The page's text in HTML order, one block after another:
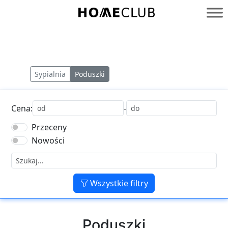
Homeclub
Sypialnia Poduszki
Cena:
-
Przeceny
Nowości
Wszystkie filtry